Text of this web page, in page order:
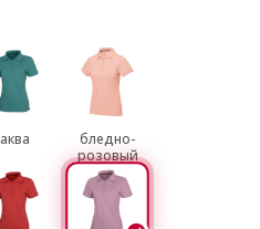
аква
бледно-
розовый